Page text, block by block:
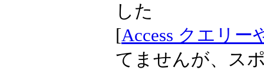
した
[Access クエリー
てませんが、ス